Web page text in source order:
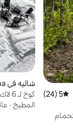
متوسط التقييم 5 من 5، 24 مراجعات
5 (24)
شاليه في Alma
استحمام
المطبخ ·